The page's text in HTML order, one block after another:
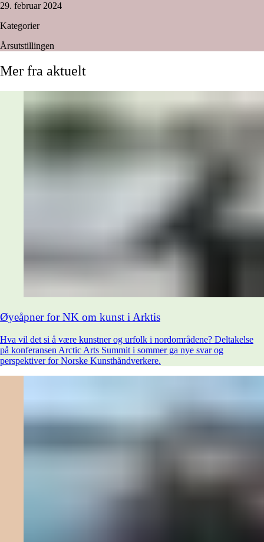
29. februar 2024
Kategorier
Årsutstillingen
Mer fra aktuelt
Øyeåpner for NK om kunst i Arktis
Hva vil det si å være kunstner og urfolk i nordområdene? Deltakelse
på konferansen Arctic Arts Summit i sommer ga nye svar og
perspektiver for Norske Kunsthåndverkere.